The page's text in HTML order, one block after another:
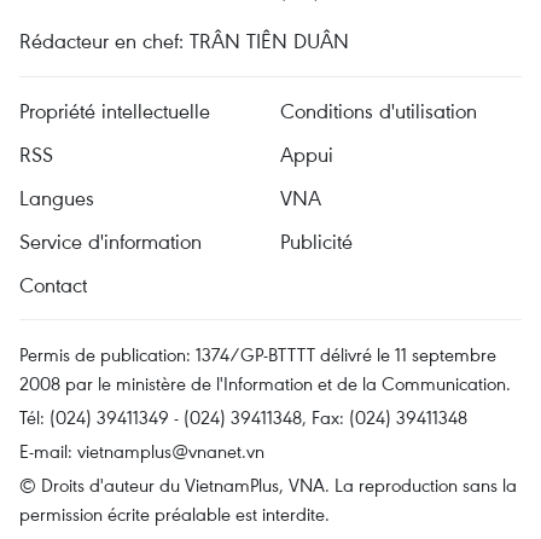
Rédacteur en chef: TRÂN TIÊN DUÂN
Propriété intellectuelle
Conditions d'utilisation
RSS
Appui
Langues
VNA
Service d'information
Publicité
Contact
Permis de publication: 1374/GP-BTTTT délivré le 11 septembre
2008 par le ministère de l'Information et de la Communication.
Tél: (024) 39411349 - (024) 39411348, Fax: (024) 39411348
E-mail: vietnamplus@vnanet.vn
© Droits d'auteur du VietnamPlus, VNA. La reproduction sans la
permission écrite préalable est interdite.